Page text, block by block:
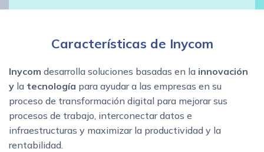
Características de Inycom
Inycom desarrolla soluciones basadas en la innovación
y la tecnología para ayudar a las empresas en su
proceso de transformación digital para mejorar sus
procesos de trabajo, interconectar datos e
infraestructuras y maximizar la productividad y la
rentabilidad.